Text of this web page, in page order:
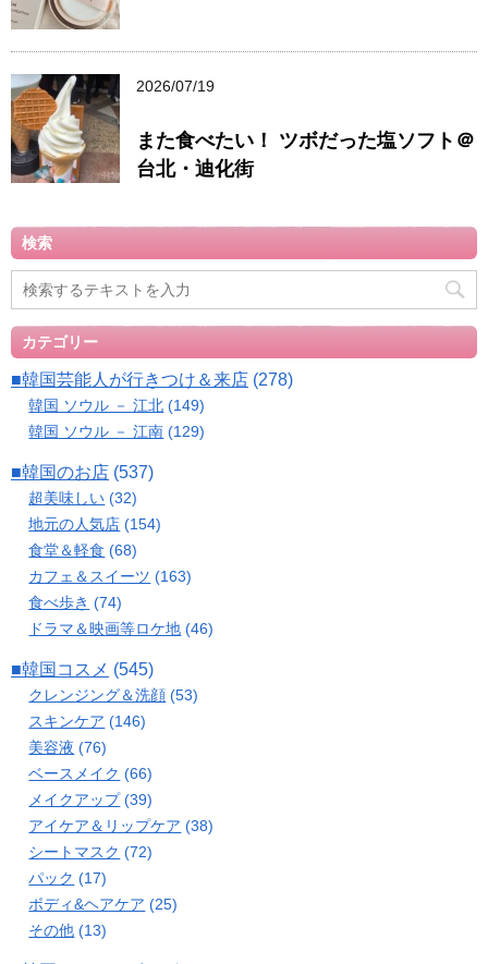
2026/07/19
また食べたい！ ツボだった塩ソフト＠
台北・迪化街
検索
カテゴリー
■韓国芸能人が行きつけ＆来店 (278)
韓国 ソウル － 江北 (149)
韓国 ソウル － 江南 (129)
■韓国のお店 (537)
超美味しい (32)
地元の人気店 (154)
食堂＆軽食 (68)
カフェ＆スイーツ (163)
食べ歩き (74)
ドラマ＆映画等ロケ地 (46)
■韓国コスメ (545)
クレンジング＆洗顔 (53)
スキンケア (146)
美容液 (76)
ベースメイク (66)
メイクアップ(39)
アイケア＆リップケア (38)
シートマスク (72)
パック (17)
ボディ&ヘアケア (25)
その他 (13)